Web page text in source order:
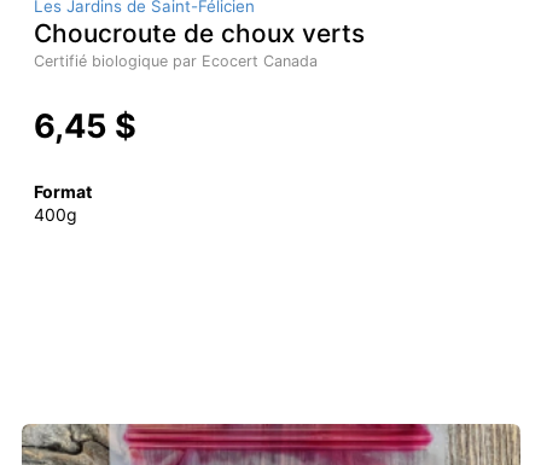
Les Jardins de Saint-Félicien
Choucroute de choux verts
Certifié biologique par Ecocert Canada
6,45 $
Format
400g